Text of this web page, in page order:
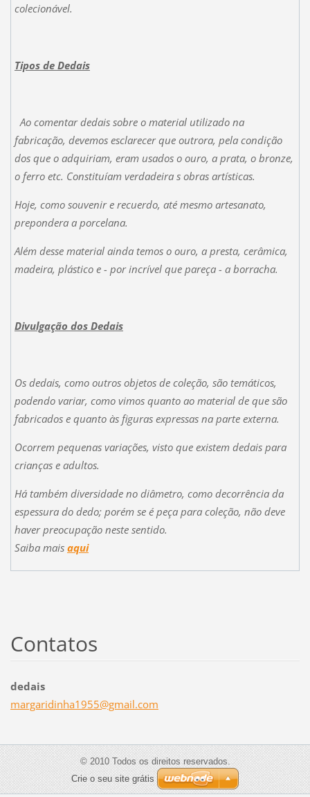
colecionável.
Tipos de Dedais
Ao comentar dedais sobre o material utilizado na
fabricação, devemos esclarecer que outrora, pela condição
dos que o adquiriam, eram usados o ouro, a prata, o bronze,
o ferro etc. Constituíam verdadeira s obras artísticas.
Hoje, como souvenir e recuerdo, até mesmo artesanato,
prepondera a porcelana.
Além desse material ainda temos o ouro, a presta, cerâmica,
madeira, plástico e - por incrível que pareça - a borracha.
Divulgação dos Dedais
Os dedais, como outros objetos de coleção, são temáticos,
podendo variar, como vimos quanto ao material de que são
fabricados e quanto às figuras expressas na parte externa.
Ocorrem pequenas variações, visto que existem dedais para
crianças e adultos.
Há também diversidade no diâmetro, como decorrência da
espessura do dedo; porém se é peça para coleção, não deve
haver preocupação neste sentido.
Saiba mais aqui
Contatos
dedais
margaridinha1955@gmail.com
© 2010 Todos os direitos reservados.
Crie o seu site grátis